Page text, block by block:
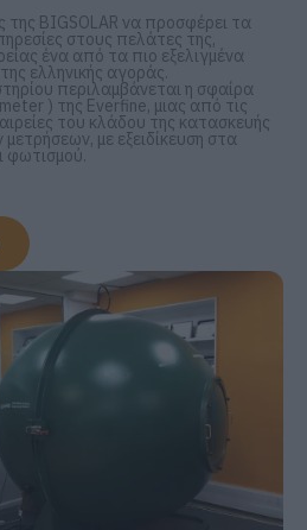
της BIGSOLAR να προσφέρει τα
στους πελάτες της,
ένα από τα πιο εξελιγμένα
ελληνικής αγοράς.
περιλαμβάνεται η σφαίρα
) της Everfine, μιας από τις
του κλάδου της κατασκευής
με εξειδίκευση στα
φωτισμού.